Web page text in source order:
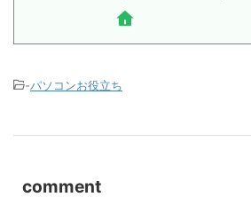
-パソコンお役立ち
comment